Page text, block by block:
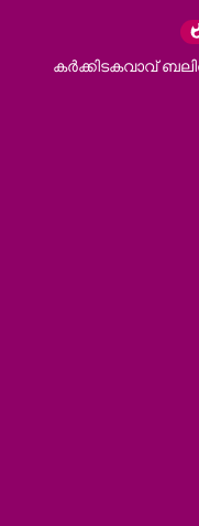
കര്‍ക്കിടകവാവ്